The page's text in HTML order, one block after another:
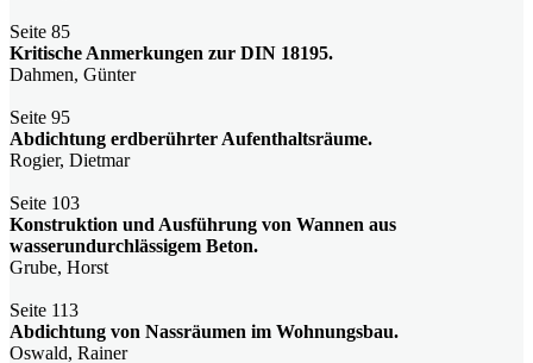
Seite 85
Kritische Anmerkungen zur DIN 18195.
Dahmen, Günter
Seite 95
Abdichtung erdberührter Aufenthaltsräume.
Rogier, Dietmar
Seite 103
Konstruktion und Ausführung von Wannen aus
wasserundurchlässigem Beton.
Grube, Horst
Seite 113
Abdichtung von Nassräumen im Wohnungsbau.
Oswald, Rainer